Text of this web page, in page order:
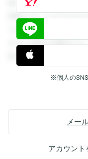
録すると回答を閲覧す
閲覧することができま
できます。登録すると
すると回答を閲覧する
覧することができます。
※個人の
メー
アカウント